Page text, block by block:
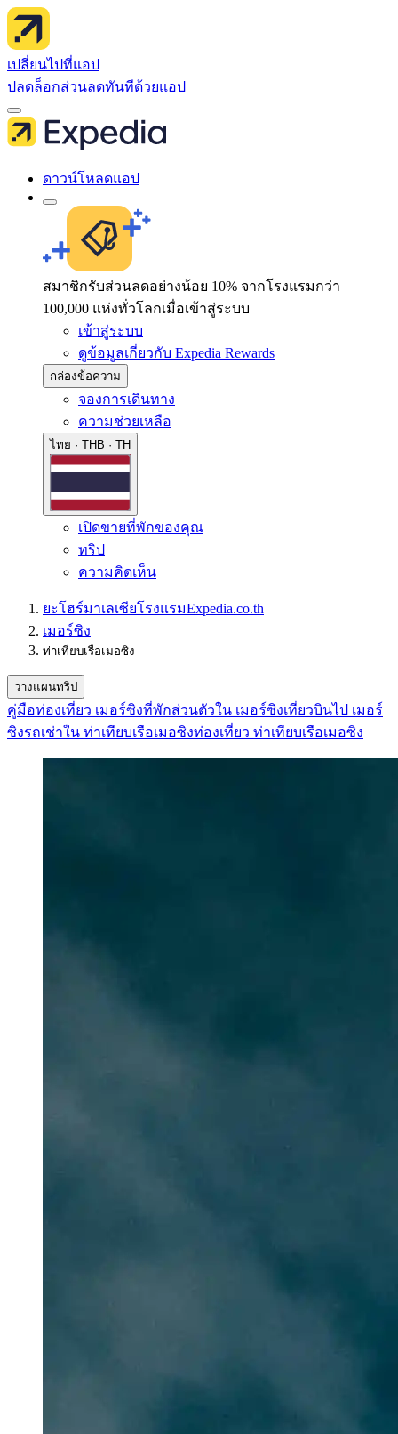
เปลี่ยนไปที่แอป
ปลดล็อกส่วนลดทันทีด้วยแอป
ดาวน์โหลดแอป
สมาชิกรับส่วนลดอย่างน้อย 10% จากโรงแรมกว่า
100,000 แห่งทั่วโลกเมื่อเข้าสู่ระบบ
เข้าสู่ระบบ
ดูข้อมูลเกี่ยวกับ Expedia Rewards
กล่องข้อความ
จองการเดินทาง
ความช่วยเหลือ
ไทย · THB · TH
เปิดขายที่พักของคุณ
ทริป
ความคิดเห็น
ยะโฮร์มาเลเซียโรงแรมExpedia.co.th
เมอร์ซิง
ท่าเทียบเรือเมอซิง
วางแผนทริป
คู่มือท่องเที่ยว เมอร์ซิงที่พักส่วนตัวใน เมอร์ซิงเที่ยวบินไป เมอร์
ซิงรถเช่าใน ท่าเทียบเรือเมอซิงท่องเที่ยว ท่าเทียบเรือเมอซิง